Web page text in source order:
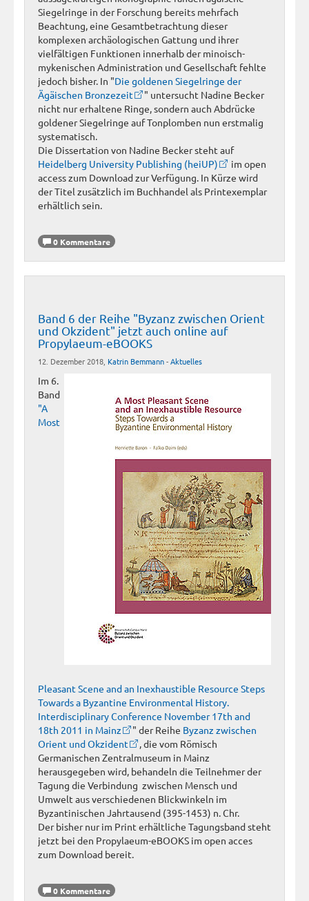
Siegelringe in der Forschung bereits mehrfach
Beachtung, eine Gesamtbetrachtung dieser
komplexen archäologischen Gattung und ihrer
vielfältigen Funktionen innerhalb der minoisch-
mykenischen Administration und Gesellschaft fehlte
jedoch bisher. In "Die goldenen Siegelringe der
Ägäischen Bronzezeit
" untersucht Nadine Becker
nicht nur erhaltene Ringe, sondern auch Abdrücke
goldener Siegelringe auf Tonplomben nun erstmalig
systematisch.
Die Dissertation von Nadine Becker steht auf
Heidelberg University Publishing (heiUP)
im open
access zum Download zur Verfügung. In Kürze wird
der Titel zusätzlich im Buchhandel als Printexemplar
erhältlich sein.
0 Kommentare
Band 6 der Reihe "Byzanz zwischen Orient
und Okzident" jetzt auch online auf
Propylaeum-eBOOKS
12. Dezember 2018, Katrin Bemmann-Aktuelles
Im 6.
Band
"A
Most
Pleasant Scene and an Inexhaustible Resource Steps
Towards a Byzantine Environmental History.
Interdisciplinary Conference November 17th and
18th 2011 in Mainz
" der Reihe Byzanz zwischen
Orient und Okzident
, die vom Römisch
Germanischen Zentralmuseum in Mainz
herausgegeben wird, behandeln die Teilnehmer der
Tagung die Verbindung zwischen Mensch und
Umwelt aus verschiedenen Blickwinkeln im
Byzantinischen Jahrtausend (395-1453) n. Chr.
Der bisher nur im Print erhältliche Tagungsband steht
jetzt bei den Propylaeum-eBOOKS im open acces
zum Download bereit.
0 Kommentare